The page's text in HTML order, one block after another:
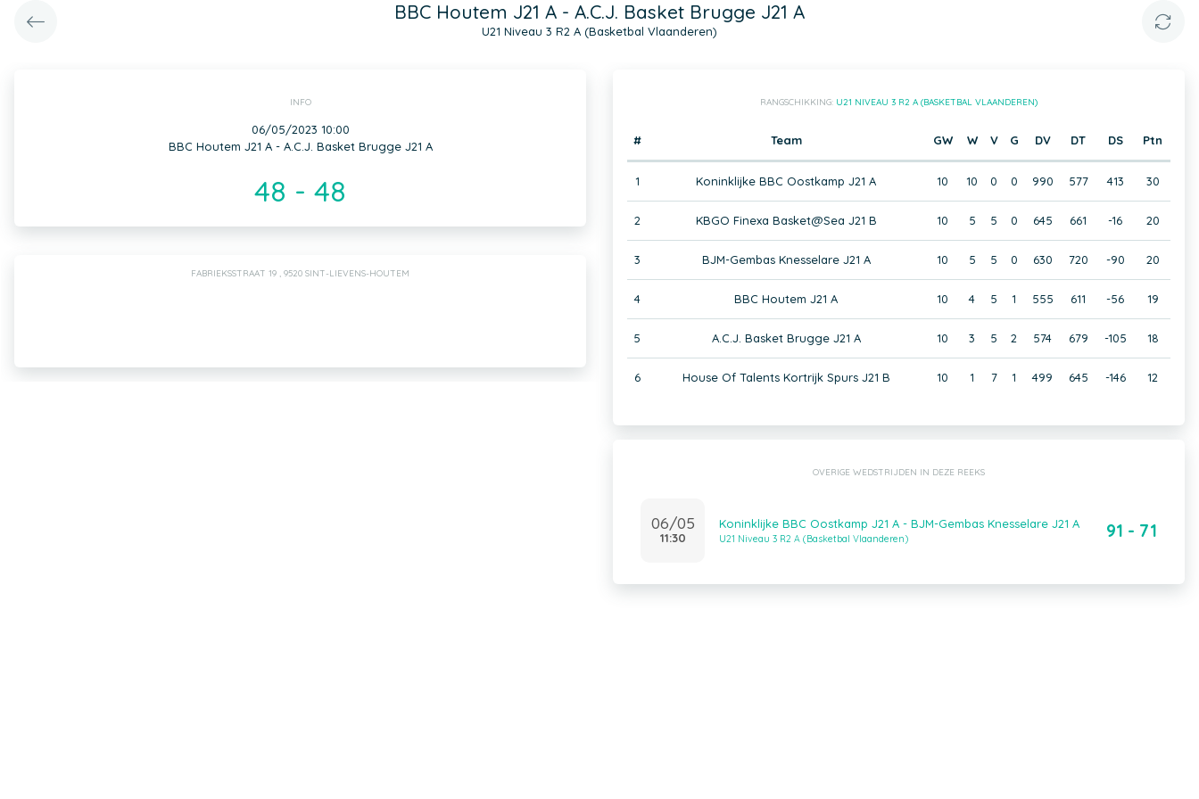
BBC Houtem J21 A - A.C.J. Basket Brugge J21 A
U21 Niveau 3 R2 A (Basketbal Vlaanderen)
INFO
06/05/2023 10:00
BBC Houtem J21 A - A.C.J. Basket Brugge J21 A
48 - 48
FABRIEKSSTRAAT 19 , 9520 SINT-LIEVENS-HOUTEM
RANGSCHIKKING: U21 NIVEAU 3 R2 A (BASKETBAL VLAANDEREN)
# Team GW W V G DV DT DS Ptn
1 Koninklijke BBC Oostkamp J21 A 10 10 0 0 990 577 413 30
2 KBGO Finexa Basket@Sea J21 B 10 5 5 0 645 661 -16 20
3 BJM-Gembas Knesselare J21 A 10 5 5 0 630 720 -90 20
4 BBC Houtem J21 A 10 4 5 1 555 611 -56 19
5 A.C.J. Basket Brugge J21 A 10 3 5 2 574 679 -105 18
6 House Of Talents Kortrijk Spurs J21 B 10 1 7 1 499 645 -146 12
OVERIGE WEDSTRIJDEN IN DEZE REEKS
06/05
11:30
Koninklijke BBC Oostkamp J21 A - BJM-Gembas Knesselare J21 A
U21 Niveau 3 R2 A (Basketbal Vlaanderen) 91 - 71